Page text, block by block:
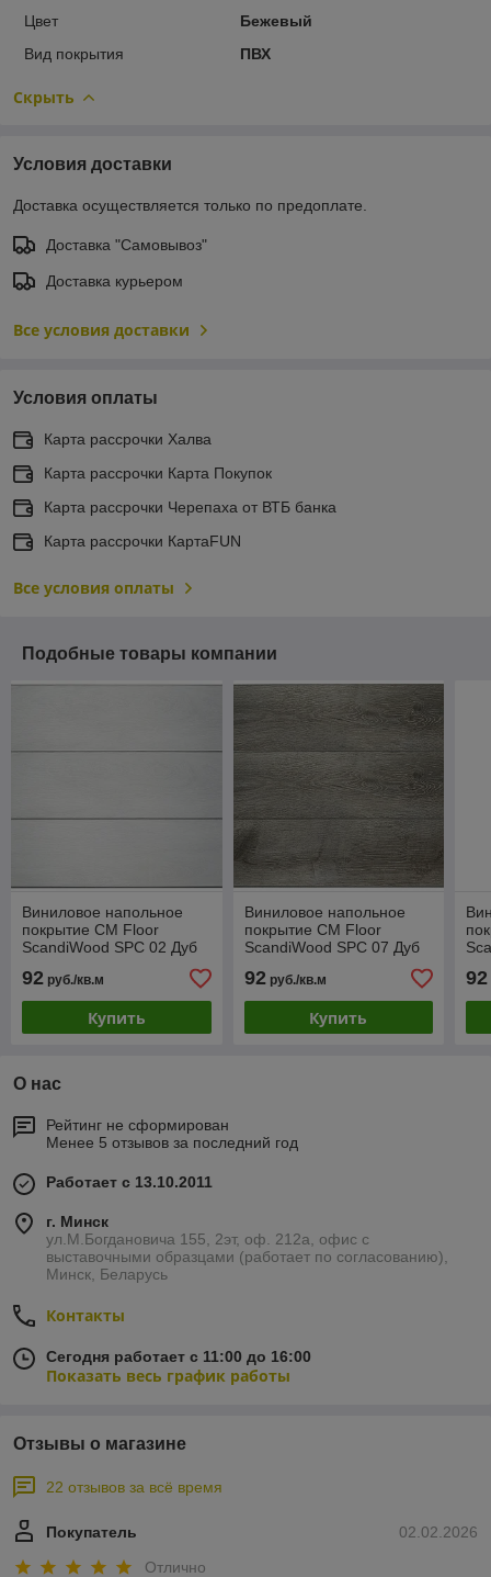
Цвет
Бежевый
Вид покрытия
ПВХ
Скрыть
Условия доставки
Доставка осуществляется только по предоплате.
Доставка "Самовывоз"
Доставка курьером
Все условия доставки
Условия оплаты
Карта рассрочки Халва
Карта рассрочки Карта Покупок
Карта рассрочки Черепаха от ВТБ банка
Карта рассрочки КартаFUN
Все условия оплаты
Подобные товары компании
Виниловое напольное
покрытие CM Floor
ScandiWood SPC 02 Дуб
92 руб./кв.м
Купить
Виниловое напольное
покрытие CM Floor
ScandiWood SPC 07 Дуб
92руб./кв.м
Купить
92
О нас
Рейтинг не сформирован
Менее 5 отзывов за последний год
Работает с 13.10.2011
г. Минск
ул.М.Богдановича 155, 2эт, оф. 212а, офис с
выставочными образцами (работает по согласованию),
Минск, Беларусь
Контакты
Сегодня работает с 11:00 до 16:00
Показать весь график работы
Отзывы о магазине
22 отзывов за всё время
02.02.2026
Покупатель
Отлично